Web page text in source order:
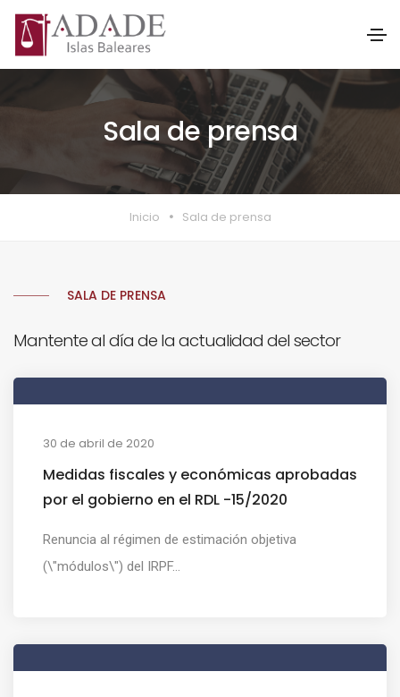
Sala de prensa
Inicio Sala de prensa
SALA DE PRENSA
Mantente al día de la actualidad del sector
30 de abril de 2020
Medidas fiscales y económicas aprobadas
por el gobierno en el RDL -15/2020
Renuncia al régimen de estimación objetiva
(\"módulos\") del IRPF...